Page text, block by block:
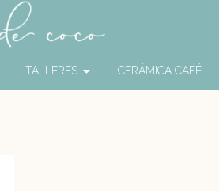
TALLERES CERÁMICA CAFÉ